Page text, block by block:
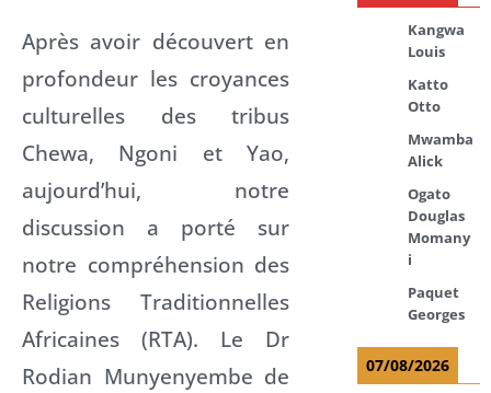
Après avoir découvert en
profondeur les croyances
culturelles des tribus
Chewa, Ngoni et Yao,
aujourd’hui, notre
discussion a porté sur
notre compréhension des
Religions Traditionnelles
Africaines (RTA). Le Dr
Rodian Munyenyembe de
Kangwa
Louis
Katto
Otto
Mwamba
Alick
Ogato
Douglas
Momany
i
Paquet
Georges
07/08/2026